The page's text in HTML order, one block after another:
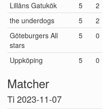
Lillåns Gatukök
5 2
the underdogs
5 2
Göteburgers All
stars
5 0
Uppköping 5 0
Matcher
Ti 2023-11-07